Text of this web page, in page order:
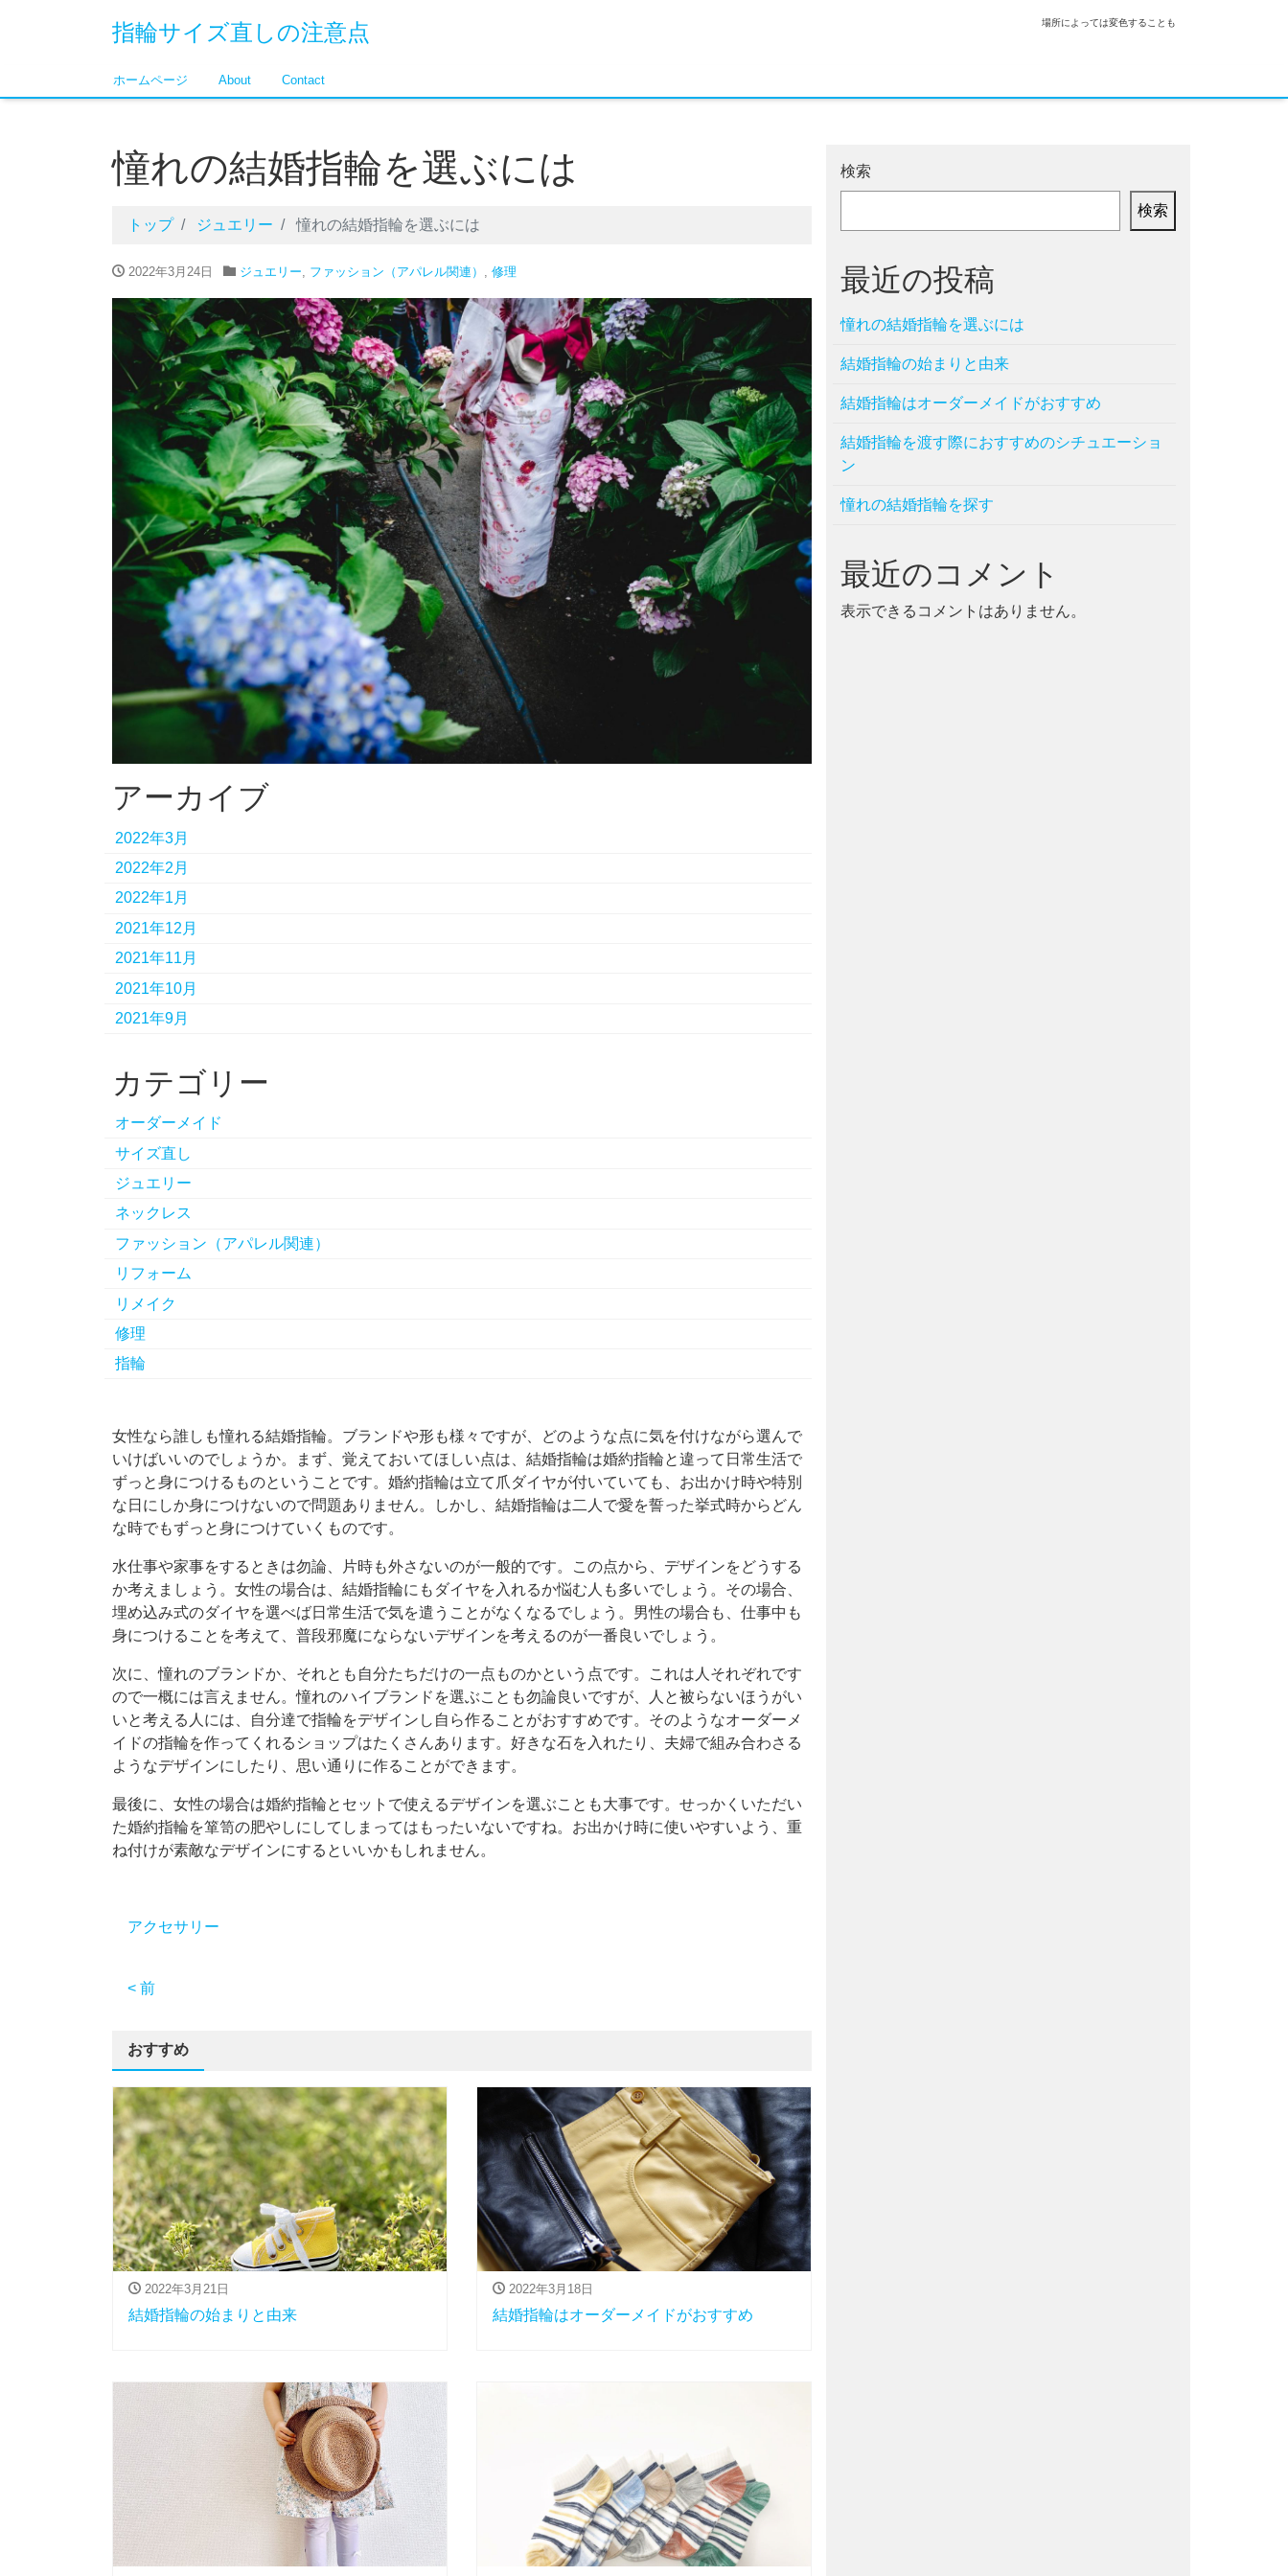
指輪サイズ直しの注意点 場所によっては変色することも
ホームページ About Contact
憧れの結婚指輪を選ぶには
トップ ジュエリー 憧れの結婚指輪を選ぶには
2022年3月24日 ジュエリー ファッション（アパレル関連） 修理
アーカイブ
2022年3月
2022年2月
2022年1月
2021年12月
2021年11月
2021年10月
2021年9月
カテゴリー
オーダーメイド
サイズ直し
ジュエリー
ネックレス
ファッション（アパレル関連）
リフォーム
リメイク
修理
指輪
女性なら誰しも憧れる結婚指輪。 ブランドや形も様々ですが、どのような点に気を付けながら選んで
いけばいいのでしょうか。まず、覚えておいてほしい点は、結婚指輪は婚約指輪と違って日常生活で
ずっと身につけるものということです。婚約指輪は立て爪ダイヤが付いていても、お出かけ時や特別
な日にしか身につけないので問題ありません。しかし、結婚指輪は二人で愛を誓った挙式時からどん
な時でもずっと身につけていくものです。
水仕事や家事をするときは勿論、片時も外さないのが一般的です。この点から、デザインをどうする
か考えましょう。女性の場合は、結婚指輪にもダイヤを入れるか悩む人も多いでしょう。その場合、
埋め込み式のダイヤを選べば日常生活で気を遣うことがなくなるでしょう。男性の場合も、仕事中も
身につけることを考えて、普段邪魔にならないデザインを考えるのが一番良いでしょう。
次に、憧れのブランドか、それとも自分たちだけの一点ものかという点です。これは人それぞれです
ので一概には言えません。憧れのハイブランドを選ぶことも勿論良いですが、人と被らないほうがい
いと考える人には、自分達で指輪をデザインし自ら作ることがおすすめです。そのようなオーダーメ
イドの指輪を作ってくれるショップはたくさんあります。好きな石を入れたり、夫婦で組み合わさる
ようなデザインにしたり、思い通りに作ることができます。
最後に、女性の場合は婚約指輪とセットで使えるデザインを選ぶことも大事です。せっかくいただい
た婚約指輪を箪笥の肥やしにしてしまってはもったいないですね。お出かけ時に使いやすいよう、重
ね付けが素敵なデザインにするといいかもしれません。
アクセサリー
< 前
おすすめ
2022年3月21日
結婚指輪の始まりと由来
2022年3月18日
結婚指輪はオーダーメイドがおすすめ
検索
検索
最近の投稿
憧れの結婚指輪を選ぶには
結婚指輪の始まりと由来
結婚指輪はオーダーメイドがおすすめ
結婚指輪を渡す際におすすめのシチュエーショ
ン
憧れの結婚指輪を探す
最近のコメント
表示できるコメントはありません。